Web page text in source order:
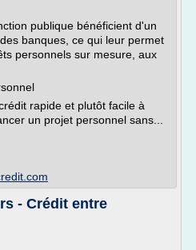
publique bénéficient d'un
banques, ce qui leur permet
personnels sur mesure, aux
rapide et plutôt facile à
un projet personnel sans...
- Crédit entre